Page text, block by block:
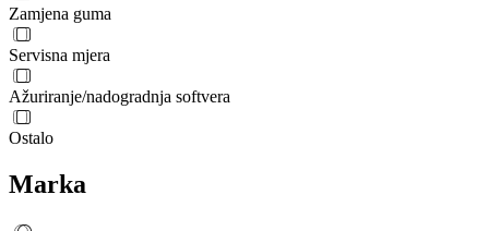
Zamjena guma
Servisna mjera
Ažuriranje/nadogradnja softvera
Ostalo
Marka